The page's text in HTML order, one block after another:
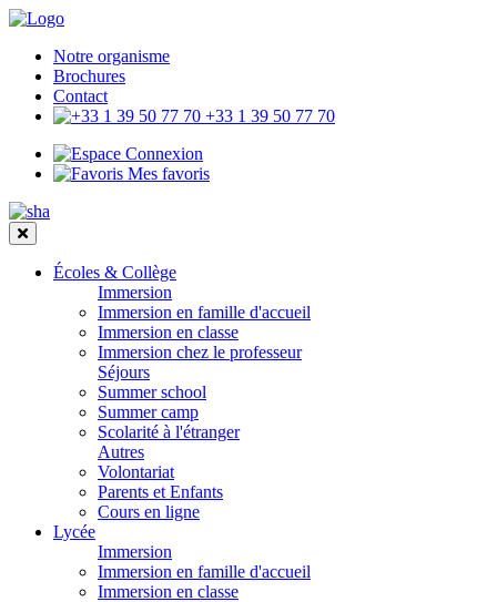
Notre organisme
Brochures
Contact
+33 1 39 50 77 70
Connexion
Mes favoris
Écoles & Collège
Immersion
Immersion en famille d'accueil
Immersion en classe
Immersion chez le professeur
Séjours
Summer school
Summer camp
Scolarité à l'étranger
Autres
Volontariat
Parents et Enfants
Cours en ligne
Lycée
Immersion
Immersion en famille d'accueil
Immersion en classe